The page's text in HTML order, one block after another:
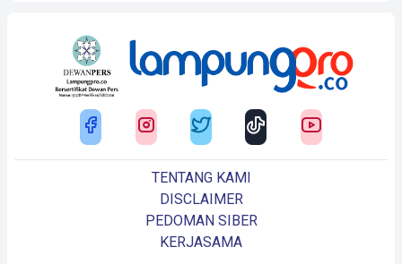
TENTANG KAMI
DISCLAIMER
PEDOMAN SIBER
KERJASAMA